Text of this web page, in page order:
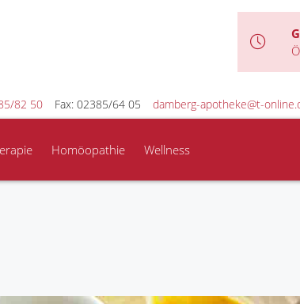
82 50 Fax: 02385/64 05 damberg-apotheke@t-
Homöopathie Wellness